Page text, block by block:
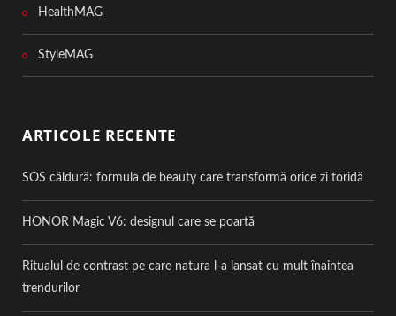
HealthMAG
StyleMAG
ARTICOLE RECENTE
SOS căldură: formula de beauty care transformă orice zi toridă
HONOR Magic V6: designul care se poartă
Ritualul de contrast pe care natura l-a lansat cu mult înaintea
trendurilor